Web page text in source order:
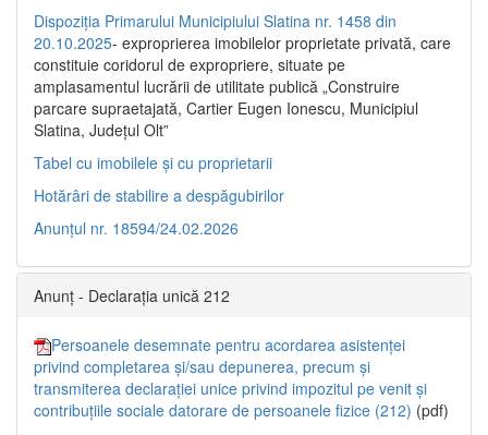
Dispoziția Primarului Municipiului Slatina nr. 1458 din
20.10.2025- exproprierea imobilelor proprietate privată, care
constituie coridorul de expropriere, situate pe
amplasamentul lucrării de utilitate publică „Construire
parcare supraetajată, Cartier Eugen Ionescu, Municipiul
Slatina, Județul Olt”
Tabel cu imobilele și cu proprietarii
Hotărâri de stabilire a despăgubirilor
Anunțul nr. 18594/24.02.2026
Anunț - Declarația unică 212
Persoanele desemnate pentru acordarea asistenței
privind completarea și/sau depunerea, precum și
transmiterea declarației unice privind impozitul pe venit și
contribuțiile sociale datorare de persoanele fizice (212) (pdf)